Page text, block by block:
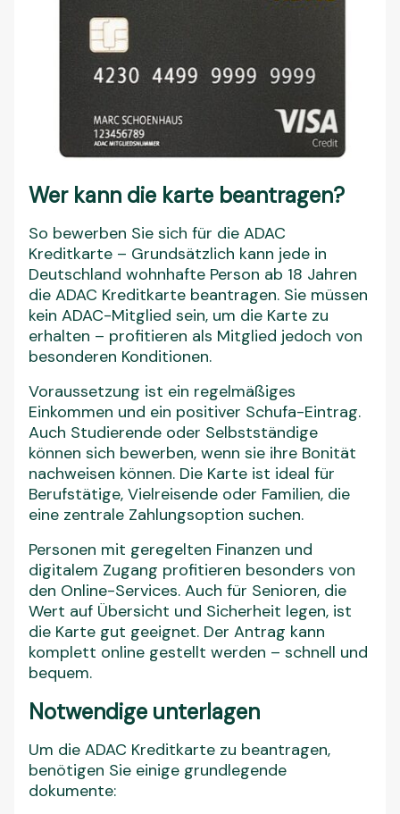
Wer kann die karte beantragen?
So bewerben Sie sich für die ADAC
Kreditkarte – Grundsätzlich kann jede in
Deutschland wohnhafte Person ab 18 Jahren
die ADAC Kreditkarte beantragen. Sie müssen
kein ADAC-Mitglied sein, um die Karte zu
erhalten – profitieren als Mitglied jedoch von
besonderen Konditionen.
Voraussetzung ist ein regelmäßiges
Einkommen und ein positiver Schufa-Eintrag.
Auch Studierende oder Selbstständige
können sich bewerben, wenn sie ihre Bonität
nachweisen können. Die Karte ist ideal für
Berufstätige, Vielreisende oder Familien, die
eine zentrale Zahlungsoption suchen.
Personen mit geregelten Finanzen und
digitalem Zugang profitieren besonders von
den Online-Services. Auch für Senioren, die
Wert auf Übersicht und Sicherheit legen, ist
die Karte gut geeignet. Der Antrag kann
komplett online gestellt werden – schnell und
bequem.
Notwendige unterlagen
Um die ADAC Kreditkarte zu beantragen,
benötigen Sie einige grundlegende
dokumente: